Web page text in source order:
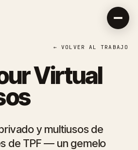
← VOLVER AL TRABAJO
Virtual
y multiusos de
de TPF — un gemelo